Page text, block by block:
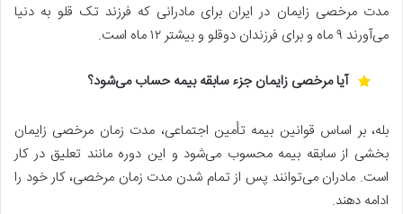
مدت مرخصی زایمان در ایران برای مادرانی که فرزند تک قلو به دنیا
می‌آورند ۹ ماه و برای فرزندان دوقلو و بیشتر ۱۲ ماه است.
آیا مرخصی زایمان جزء سابقه بیمه حساب می‌شود؟
بله، بر اساس قوانین بیمه‌ تأمین اجتماعی، مدت زمان مرخصی زایمان
بخشی از سابقه بیمه محسوب می‌شود و این دوره مانند تعلیق در کار
است. مادران می‌توانند پس از تمام شدن مدت زمان مرخصی، کار خود را
ادامه دهند.